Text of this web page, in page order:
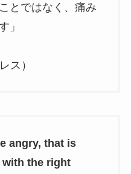
とではなく、痛み
」
ス）
angry, that is
with the right